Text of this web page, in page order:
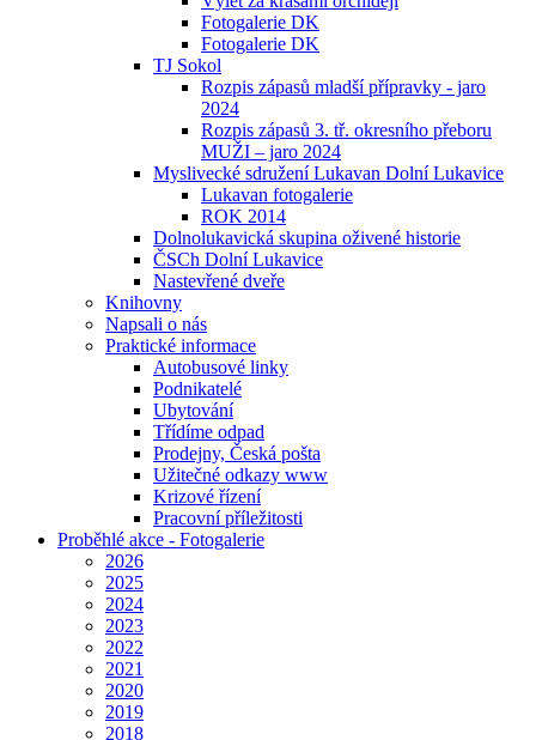
Fotogalerie DK
Fotogalerie DK
TJ Sokol
Rozpis zápasů mladší přípravky - jaro
2024
Rozpis zápasů 3. tř. okresního přeboru
MUŽI – jaro 2024
Myslivecké sdružení Lukavan Dolní Lukavice
Lukavan fotogalerie
ROK 2014
Dolnolukavická skupina oživené historie
ČSCh Dolní Lukavice
Nastevřené dveře
Knihovny
Napsali o nás
Praktické informace
Autobusové linky
Podnikatelé
Ubytování
Třídíme odpad
Prodejny, Česká pošta
Užitečné odkazy www
Krizové řízení
Pracovní příležitosti
Proběhlé akce - Fotogalerie
2026
2025
2024
2023
2022
2021
2020
2019
2018